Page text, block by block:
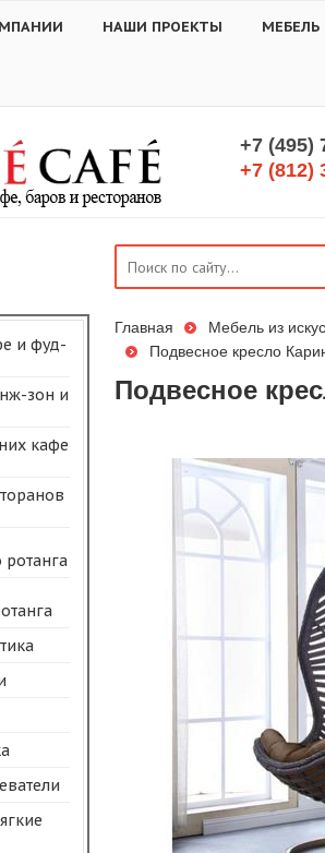
НАШИ ПРОЕКТЫ
+7 (495)
+7 (812)
и фуд-
зон и
кафе
ротанга
Главная
Мебель из
Подвесное кресло
Подвесное